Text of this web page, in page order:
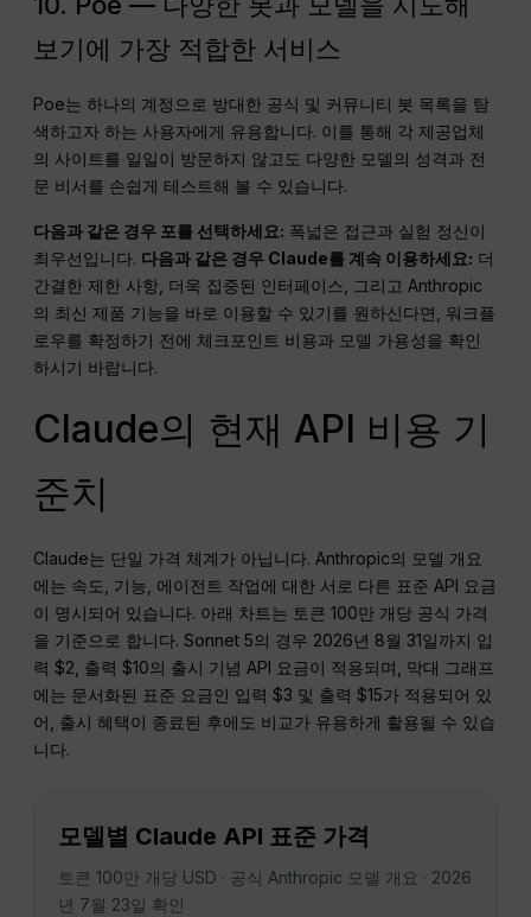
보기에 가장 적합한 서비스
Poe는 하나의 계정으로 방대한 공식 및 커뮤니티 봇 목록을 탐
색하고자 하는 사용자에게 유용합니다. 이를 통해 각 제공업체
의 사이트를 일일이 방문하지 않고도 다양한 모델의 성격과 전
문 비서를 손쉽게 테스트해 볼 수 있습니다.
다음과 같은 경우 포를 선택하세요: 폭넓은 접근과 실험 정신이
최우선입니다. 다음과 같은 경우 Claude를 계속 이용하세요: 더
간결한 제한 사항, 더욱 집중된 인터페이스, 그리고 Anthropic
의 최신 제품 기능을 바로 이용할 수 있기를 원하신다면, 워크플
로우를 확정하기 전에 체크포인트 비용과 모델 가용성을 확인
하시기 바랍니다.
Claude의 현재 API 비용 기
준치
Claude는 단일 가격 체계가 아닙니다. Anthropic의 모델 개요
에는 속도, 기능, 에이전트 작업에 대한 서로 다른 표준 API 요금
이 명시되어 있습니다. 아래 차트는 토큰 100만 개당 공식 가격
을 기준으로 합니다. Sonnet 5의 경우 2026년 8월 31일까지 입
력 $2, 출력 $10의 출시 기념 API 요금이 적용되며, 막대 그래프
에는 문서화된 표준 요금인 입력 $3 및 출력 $15가 적용되어 있
어, 출시 혜택이 종료된 후에도 비교가 유용하게 활용될 수 있습
니다.
모델별 Claude API 표준 가격
토큰 100만 개당 USD · 공식 Anthropic 모델 개요 · 2026
년 7월 23일 확인